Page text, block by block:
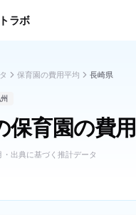
ラボ
保育園の費用平均 長崎県
保育園の費用
・出典に基づく推計データ